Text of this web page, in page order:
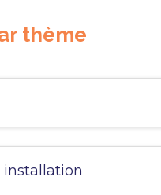
thème
installation